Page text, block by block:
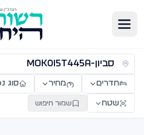
דירות למכירה ולהשכרה
חדרים מחיר סוג
שטח שמור חיפוש